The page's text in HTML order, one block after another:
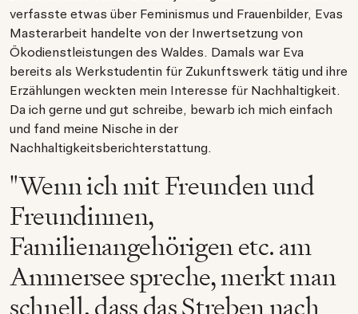
verfasste etwas über Feminismus und Frauenbilder, Evas
Masterarbeit handelte von der Inwertsetzung von
Ökodienstleistungen des Waldes. Damals war Eva
bereits als Werkstudentin für Zukunftswerk tätig und ihre
Erzählungen weckten mein Interesse für Nachhaltigkeit.
Da ich gerne und gut schreibe, bewarb ich mich einfach
und fand meine Nische in der
Nachhaltigkeitsberichterstattung.
"Wenn ich mit Freunden und
Freundinnen,
Familienangehörigen etc. am
Ammersee spreche, merkt man
schnell, dass das Streben nach